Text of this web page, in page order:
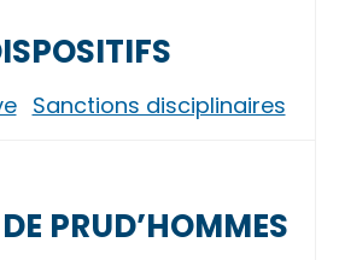
Sanctions disciplinaires
PRUD’HOMMES